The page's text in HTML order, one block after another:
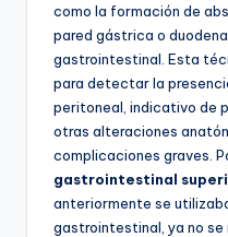
como la formación de
pared gástrica o
gastrointestinal. Esta
para detectar la
peritoneal, indicativo de
otras alteraciones
complicaciones graves.
gastrointestinal
anteriormente se
gastrointestinal, ya no se